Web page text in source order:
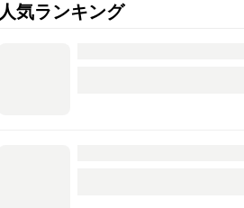
人気ランキング